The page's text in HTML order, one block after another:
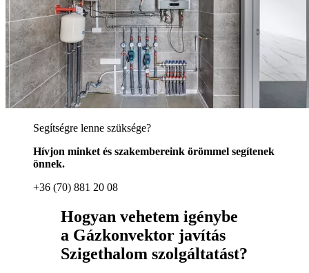
Segítségre lenne szüksége?
Hívjon minket és szakembereink örömmel segítenek
önnek.
+36 (70) 881 20 08
Hogyan vehetem igénybe
a Gázkonvektor javítás
Szigethalom szolgáltatást?